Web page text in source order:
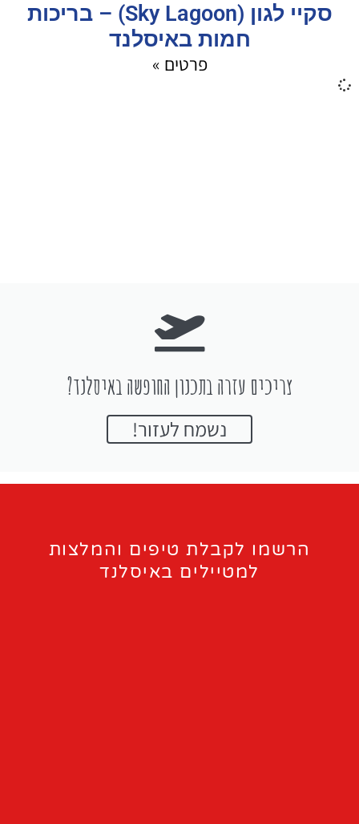
סקיי לגון (Sky Lagoon) – בריכות
חמות באיסלנד
פרטים »
צריכים עזרה בתכנון החופשה באיסלנד?
נשמח לעזור!
הרשמו לקבלת טיפים והמלצות
למטיילים באיסלנד